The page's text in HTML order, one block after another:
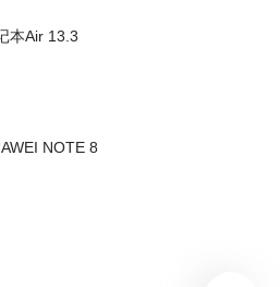
本Air 13.3
NOTE 8